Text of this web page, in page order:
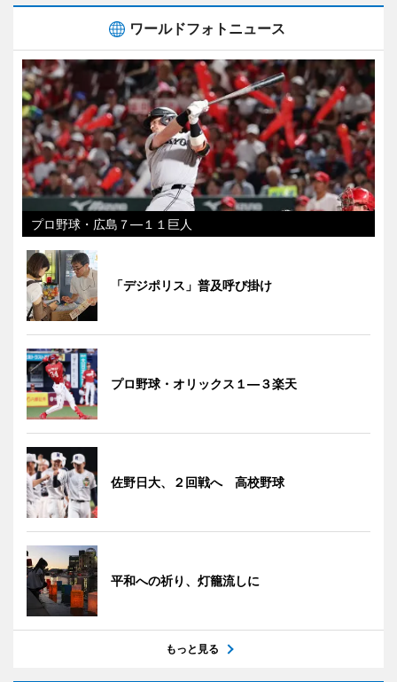
ワールドフォトニュース
プロ野球・広島７―１１巨人
「デジポリス」普及呼び掛け
プロ野球・オリックス１―３楽天
佐野日大、２回戦へ 高校野球
平和への祈り、灯籠流しに
もっと見る